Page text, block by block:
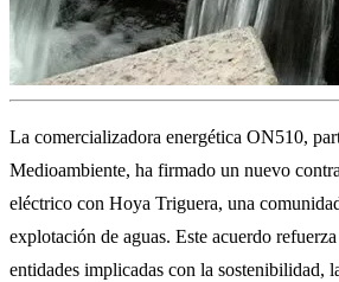
La comercializadora energética ON510,
Medioambiente, ha firmado un nuevo
eléctrico con Hoya Triguera, una
explotación de aguas. Este acuerdo
entidades implicadas con la sostenibilidad,